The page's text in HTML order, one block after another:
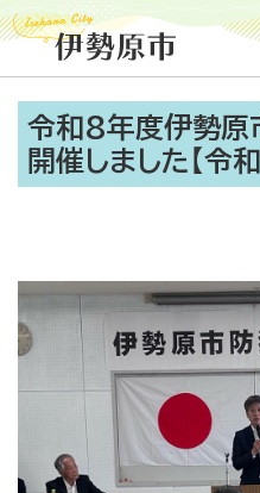
令和8年度伊勢原
開催しました【令